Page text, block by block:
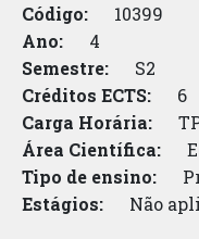
Código:
10399
Ano:
4
Semestre:
S2
Créditos ECTS:
6
Carga Horária:
Área Científica:
Tipo de ensino:
Estágios:
Não